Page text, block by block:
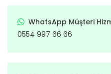
WhatsApp Müşteri
0554 997 66 66